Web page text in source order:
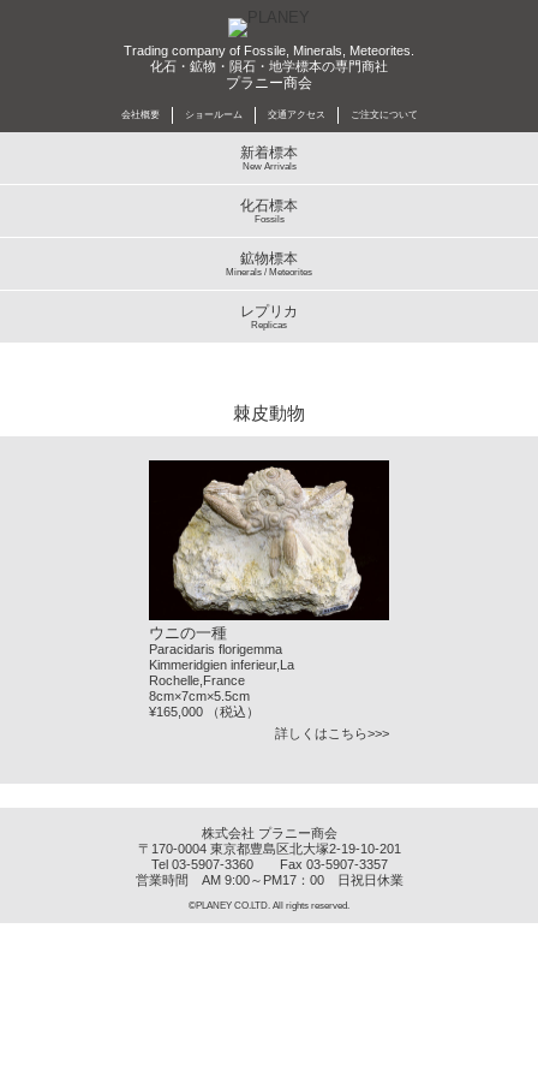
Trading company of Fossile, Minerals, Meteorites.
化石・鉱物・隕石・地学標本の専門商社
プラニー商会
会社概要 ショールーム 交通アクセス ご注文について
新着標本
New Arrivals
化石標本
Fossils
鉱物標本
Minerals / Meteorites
レプリカ
Replicas
棘皮動物
ウニの一種
Paracidaris florigemma
Kimmeridgien inferieur,La
Rochelle,France
8cm×7cm×5.5cm
¥165,000 （税込）
詳しくはこちら>>>
株式会社 プラニー商会
〒170-0004 東京都豊島区北大塚2-19-10-201
Tel 03-5907-3360 Fax 03-5907-3357
営業時間 AM 9:00～PM17：00 日祝日休業
©PLANEY CO.LTD. All rights reserved.